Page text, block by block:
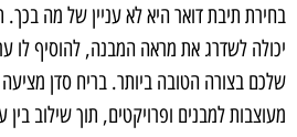
בחירת תיבת דואר היא לא עניין של מה בכך.
יכולה לשדרג את מראה המבנה, להוסיף לו
שלכם בצורה הטובה ביותר. בריח סדן מציעה
מעוצבות למבנים ופרויקטים, תוך שילוב בין